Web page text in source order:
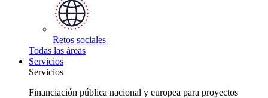
Retos sociales
Todas las áreas
Servicios
Servicios
Financiación pública nacional y europea para proyectos